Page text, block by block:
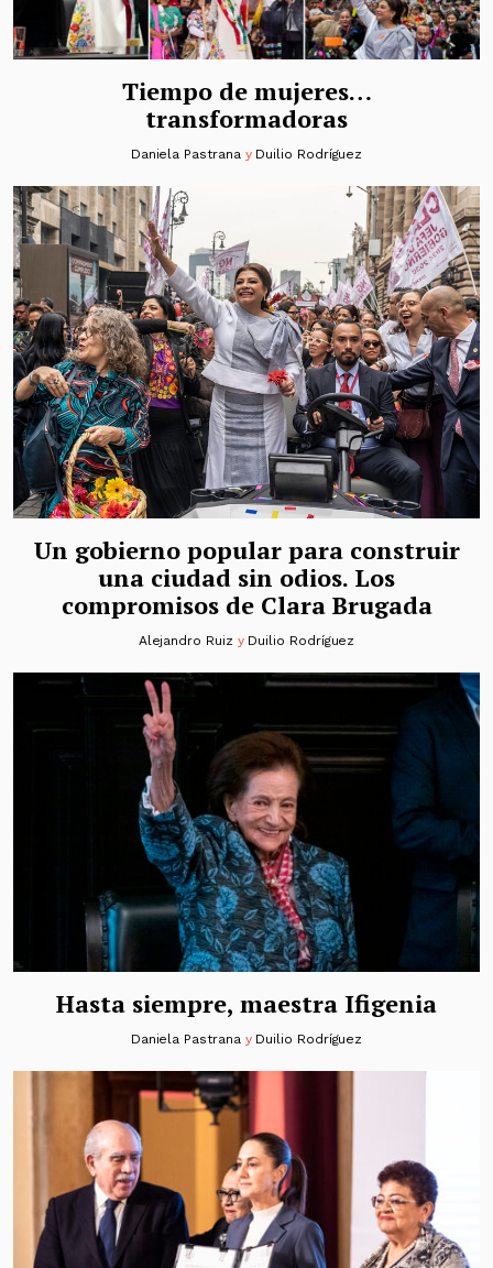
Tiempo de mujeres…
transformadoras
Daniela Pastranay Duilio Rodríguez
Un gobierno popular para construir
una ciudad sin odios. Los
compromisos de Clara Brugada
Alejandro Ruiz y Duilio Rodríguez
Hasta siempre, maestra Ifigenia
Daniela Pastrana y Duilio Rodríguez